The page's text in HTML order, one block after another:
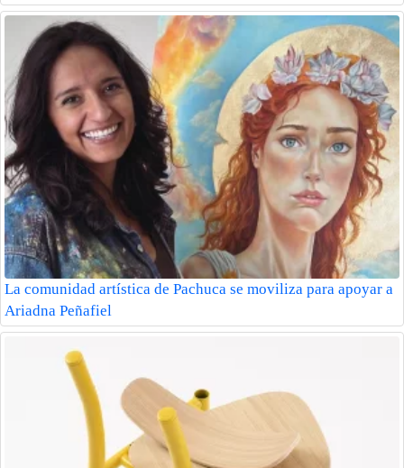
La comunidad artística de Pachuca se moviliza para apoyar a
Ariadna Peñafiel